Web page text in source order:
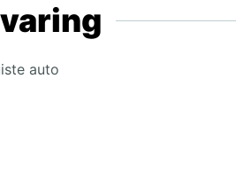
auto